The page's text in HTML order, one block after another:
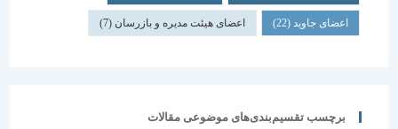
اعضای جاوید(22) اعضای هیئت مدیره و بازرسان(7)
برچسب تقسیم‌بندی‌های موضوعی مقالات